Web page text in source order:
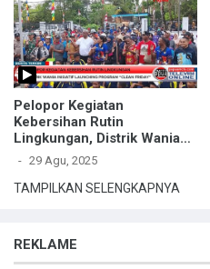
Pelopor Kegiatan
Kebersihan Rutin
Lingkungan, Distrik Wania
Inisiatif Launching Program
“Clean Friday”
29 Agu, 2025
TAMPILKAN SELENGKAPNYA
REKLAME